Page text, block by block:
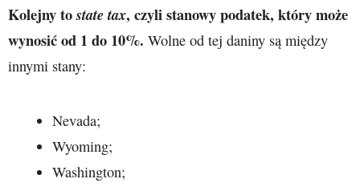
Kolejny tostate tax, czyli stanowy podatek, który może
wynosić od 1 do 10%. Wolne od tej daniny są między
innymi stany:
Nevada;
Wyoming;
Washington;